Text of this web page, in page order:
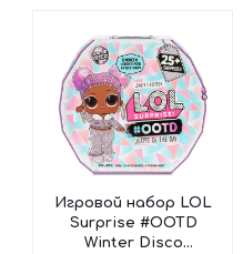
Игровой набор LOL
Surprise #OOTD
Winter Disco